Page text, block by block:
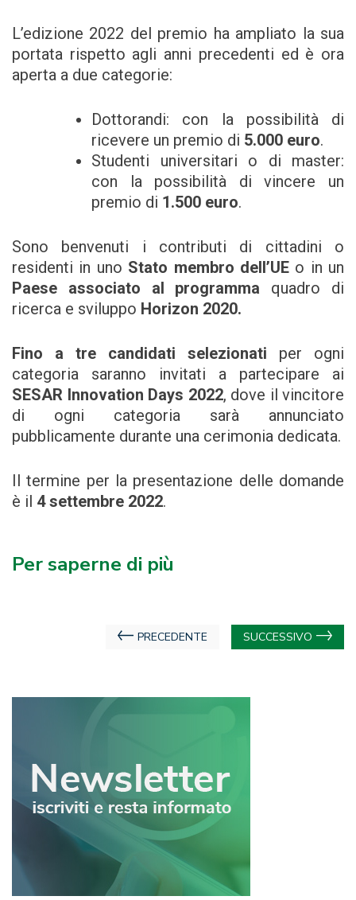
L’edizione 2022 del premio ha ampliato la sua
portata rispetto agli anni precedenti ed è ora
aperta a due categorie:
Dottorandi: con la possibilità di
ricevere un premio di 5.000 euro.
Studenti universitari o di master:
con la possibilità di vincere un
premio di 1.500 euro.
Sono benvenuti i contributi di cittadini o
residenti in uno Stato membro dell’UEo in un
Paese associato al programma quadro di
ricerca e sviluppo Horizon 2020.
Fino a tre candidati selezionati per ogni
categoria saranno invitati a partecipare ai
SESAR Innovation Days 2022, dove il vincitore
di ogni categoria sarà annunciato
pubblicamente durante una cerimonia dedicata.
Il termine per la presentazione delle domande
è il 4 settembre 2022.
Per saperne di più
Navigazione
PRECEDENTE SUCCESSIVO